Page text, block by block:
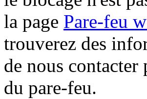
la page Pare-feu
trouverez des
de nous contacter
du pare-feu.